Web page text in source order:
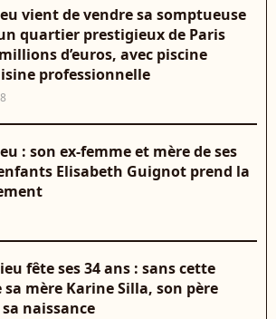
vient de vendre sa somptueuse
quartier prestigieux de Paris
d’euros, avec piscine
professionnelle
: son ex-femme et mère de ses
Elisabeth Guignot prend la
fête ses 34 ans : sans cette
sa mère Karine Silla, son père
naissance